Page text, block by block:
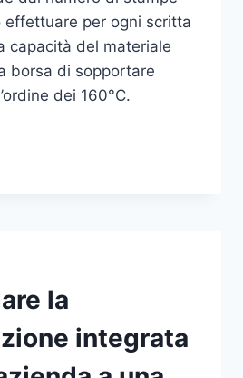
effettuare per ogni scritta
capacità del materiale
borsa di sopportare
dei 160°C.
la
integrata